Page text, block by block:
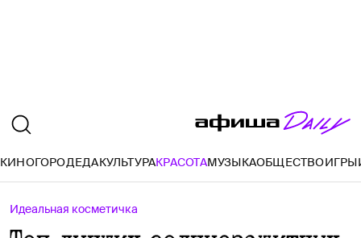
КИНОГОРОДЕДАКУЛЬТУРАКРАСОТАМУЗЫКАОБЩЕСТВОИГРЫ
Идеальная косметичка